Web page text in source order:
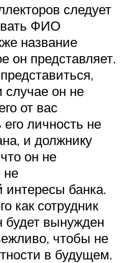
следует
ФИО
название
он представляет.
случае он не
от вас
личность не
и должнику
он не
не
банка.
как сотрудник
будет вынужден
чтобы не
в будущем.